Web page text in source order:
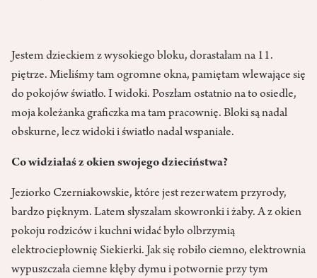
Jestem dzieckiem z wysokiego bloku, dorastałam na 11.
piętrze. Mieliśmy tam ogromne okna, pamiętam wlewające się
do pokojów światło. I widoki. Poszłam ostatnio na to osiedle,
moja koleżanka graficzka ma tam pracownię. Bloki są nadal
obskurne, lecz widoki i światło nadal wspaniałe.
Co widziałaś z okien swojego dzieciństwa?
Jeziorko Czerniakowskie, które jest rezerwatem przyrody,
bardzo pięknym. Latem słyszałam skowronki i żaby. A z okien
pokoju rodziców i kuchni widać było olbrzymią
elektrociepłownię Siekierki. Jak się robiło ciemno, elektrownia
wypuszczała ciemne kłęby dymu i potwornie przy tym